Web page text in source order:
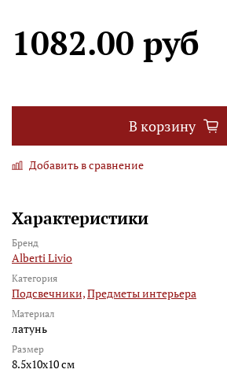
1082.00 руб
В корзину
Добавить в сравнение
Характеристики
Бренд
Alberti Livio
Категория
Подсвечники,Предметы интерьера
Материал
латунь
Размер
8.5x10x10 см